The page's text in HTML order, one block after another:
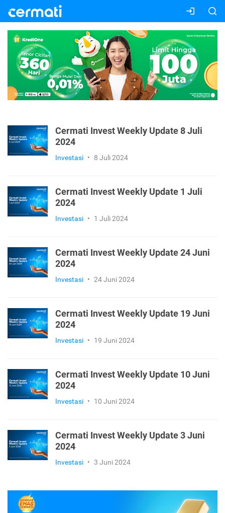
Cermati Invest Weekly Update 8 Juli
2024
Investasi • 8 Juli 2024
Cermati Invest Weekly Update 1 Juli
2024
Investasi • 1 Juli 2024
Cermati Invest Weekly Update 24 Juni
2024
Investasi • 24 Juni 2024
Cermati Invest Weekly Update 19 Juni
2024
Investasi • 19 Juni 2024
Cermati Invest Weekly Update 10 Juni
2024
Investasi • 10 Juni 2024
Cermati Invest Weekly Update 3 Juni
2024
Investasi • 3 Juni 2024